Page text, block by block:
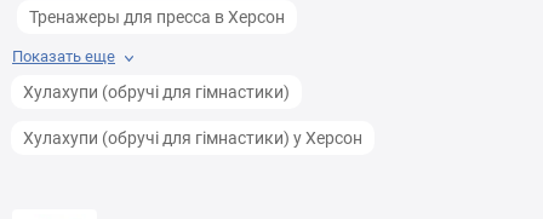
Тренажеры для пресса в Херсон
Тренажеры Сведение разведение ног в Херсон
Показать еще
Хулахупи (обручі для гімнастики)
Хулахупи (обручі для гімнастики) у Херсон